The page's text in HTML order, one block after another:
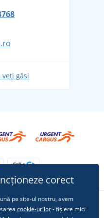
- pregătiți-vă
ținute pentru
veți găsi
sociale
corect
pe site-ul nostru, avem
cookie-urilor- fișiere mici